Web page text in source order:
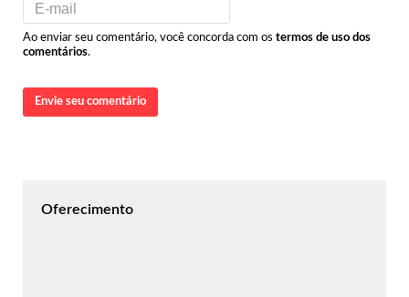
Ao enviar seu comentário, você concorda com os termos de uso dos
comentários.
Envie seu comentário
Oferecimento